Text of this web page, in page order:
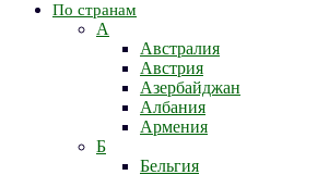
По странам
А
Австралия
Австрия
Азербайджан
Албания
Армения
Б
Бельгия